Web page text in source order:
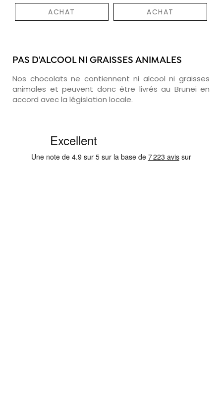
ACHAT ACHAT
PAS D'ALCOOL NI GRAISSES ANIMALES
Nos chocolats ne contiennent ni alcool ni graisses
animales et peuvent donc être livrés au Brunei en
accord avec la législation locale.